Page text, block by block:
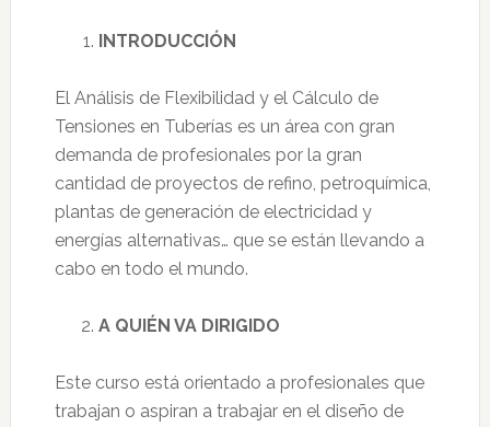
INTRODUCCIÓN
El Análisis de Flexibilidad y el Cálculo de
Tensiones en Tuberías es un área con gran
demanda de profesionales por la gran
cantidad de proyectos de refino, petroquímica,
plantas de generación de electricidad y
energías alternativas… que se están llevando a
cabo en todo el mundo.
A QUIÉN VA DIRIGIDO
Este curso está orientado a profesionales que
trabajan o aspiran a trabajar en el diseño de